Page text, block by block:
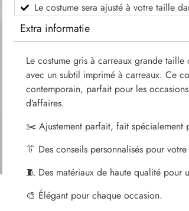
Le costume sera ajusté à votre taille
Extra informatie
Le costume gris à carreaux grande
avec un subtil imprimé à carreaux. Ce
contemporain, parfait pour les
d’affaires.
✂️ Ajustement parfait, fait spécialement
👔 Des conseils personnalisés pour
🧵 Des matériaux de haute qualité pour
🎨 Élégant pour chaque occasion.